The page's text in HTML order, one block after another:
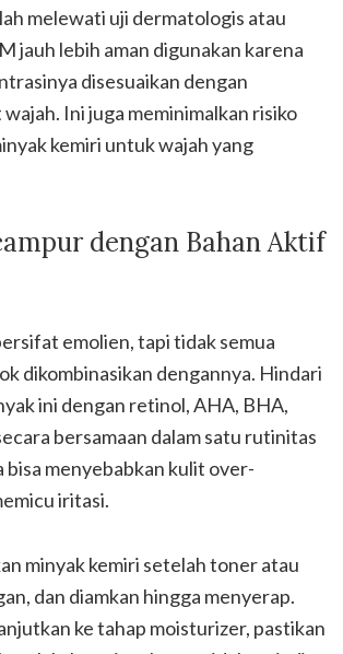
melewati uji dermatologis atau
jauh lebih aman digunakan karena
disesuaikan dengan
Ini juga meminimalkan risiko
kemiri untuk wajah yang
dengan Bahan Aktif
emolien, tapi tidak semua
dikombinasikan dengannya. Hindari
ini dengan retinol, AHA, BHA,
bersamaan dalam satu rutinitas
bisa menyebabkan kulit over-
iritasi.
minyak kemiri setelah toner atau
dan diamkan hingga menyerap.
ke tahap moisturizer, pastikan